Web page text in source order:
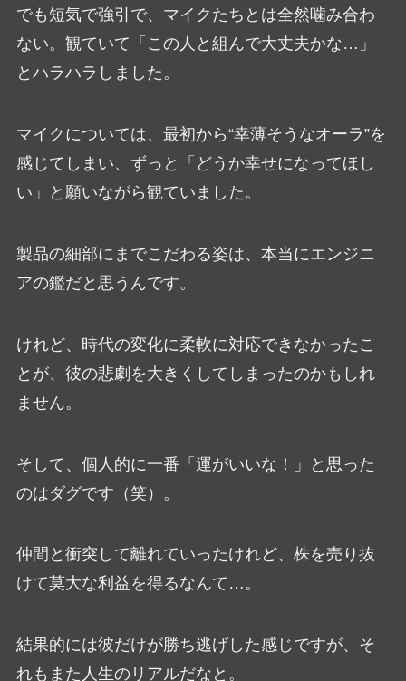
でも短気で強引で、マイクたちとは全然噛み合わ
ない。観ていて「この人と組んで大丈夫かな…」
とハラハラしました。
マイクについては、最初から“幸薄そうなオーラ”を
感じてしまい、ずっと「どうか幸せになってほし
い」と願いながら観ていました。
製品の細部にまでこだわる姿は、本当にエンジニ
アの鑑だと思うんです。
けれど、時代の変化に柔軟に対応できなかったこ
とが、彼の悲劇を大きくしてしまったのかもしれ
ません。
そして、個人的に一番「運がいいな！」と思った
のはダグです（笑）。
仲間と衝突して離れていったけれど、株を売り抜
けて莫大な利益を得るなんて…。
結果的には彼だけが勝ち逃げした感じですが、そ
れもまた人生のリアルだなと。